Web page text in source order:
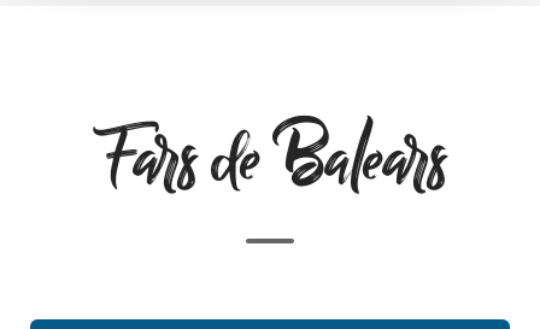
Fars de Balears